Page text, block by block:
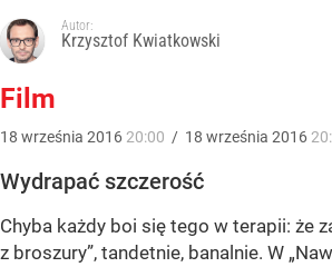
Autor:
Krzysztof Kwiatkowski
Film
18 września 2016 20:00 / 18 września 2016
Wydrapać szczerość
Chyba każdy boi się tego w terapii: że
z broszury”, tandetnie, banalnie. W